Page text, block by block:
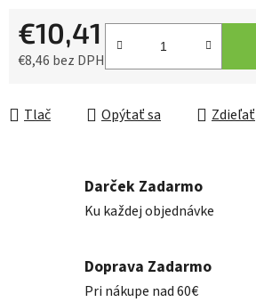
€10,41
€8,46 bez DPH
Tlač Opýtať sa Zdieľať
Darček Zadarmo
Ku každej objednávke
Doprava Zadarmo
Pri nákupe nad 60€